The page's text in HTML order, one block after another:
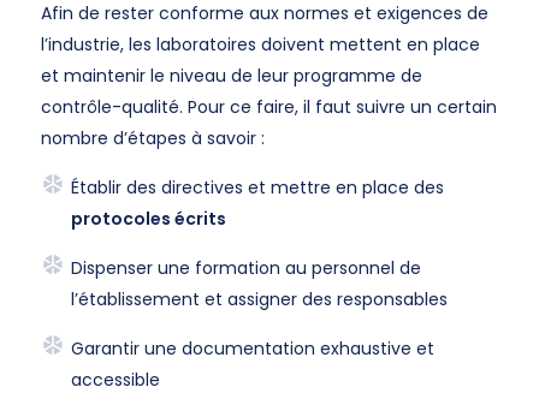
Afin de rester conforme aux normes et exigences de
l’industrie, les laboratoires doivent mettent en place
et maintenir le niveau de leur programme de
contrôle-qualité. Pour ce faire, il faut suivre un certain
nombre d’étapes à savoir :
Établir des directives et mettre en place des
protocoles écrits
Dispenser une formation au personnel de
l’établissement et assigner des responsables
Garantir une documentation exhaustive et
accessible